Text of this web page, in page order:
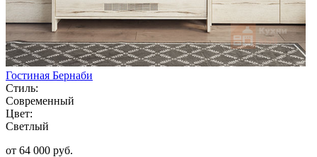
Гостиная Бернаби
Стиль:
Современный
Цвет:
Светлый
от 64 000 руб.